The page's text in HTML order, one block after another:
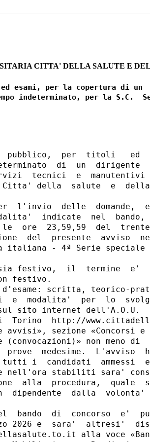
CITTA' DELLA SALUTE E
esami, per la copertura di un
indeterminato, per la S.C.
pubblico,  per  titoli   ed
di  un  dirigente
tecnici  e  manutentivi
Citta' della  salute  e
l'invio  delle  domande,
indicate  nel
le  ore  23,59,59  del
del  presente  avviso
italiana - 4ª Serie speciale
festivo,  il  termine  e'
festivo.
scritta, teorico-
e  modalita'  per  lo
sul sito internet
Torino  http://
avvisi», sezione «Concorsi
(convocazioni)» non meno
medesime.  L'avviso
i  candidati  ammessi  e
nell'ora stabiliti sara'
alla  procedura,  quale
dipendente  dalla
bando  di  concorso  e'
2026 e  sara'  altresi'
alla voce